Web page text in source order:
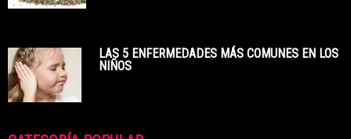
LAS 5 ENFERMEDADES MÁS COMUNES EN LOS
NIÑOS